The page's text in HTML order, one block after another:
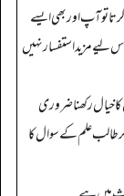
تو آپ اور بھی ایسے
مزید استفسار نہیں
خیال رکھنا ضروری
طالب علم کے سوال کا